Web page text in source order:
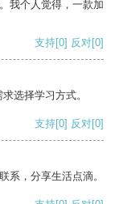
我个人觉得，一款加
支持[0] 反对[0]
选择学习方式。
支持[0] 反对[0]
系，分享生活点滴。